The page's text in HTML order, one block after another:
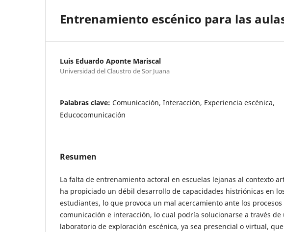
Entrenamiento escénico para las
Luis Eduardo Aponte Mariscal
Universidad del Claustro de Sor Juana
Palabras clave: Comunicación, Interacción, Experiencia escénica,
Educocomunicación
Resumen
La falta de entrenamiento actoral en escuelas lejanas al contexto
ha propiciado un débil desarrollo de capacidades histriónicas en
estudiantes, lo que provoca un mal acercamiento ante los procesos
comunicación e interacción, lo cual podría solucionarse a través de
laboratorio de exploración escénica, ya sea presencial o virtual, que